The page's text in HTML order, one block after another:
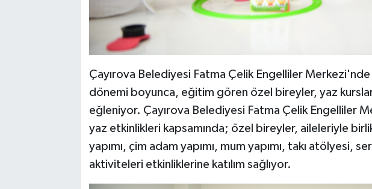
Çayırova Belediyesi Fatma Çelik Engelliler
dönemi boyunca, eğitim gören özel bireyler, yaz
eğleniyor. Çayırova Belediyesi Fatma Çelik Engelliler
yaz etkinlikleri kapsamında; özel bireyler, aileleriyle
yapımı, çim adam yapımı, mum yapımı, takı atölyesi,
aktiviteleri etkinliklerine katılım sağlıyor.